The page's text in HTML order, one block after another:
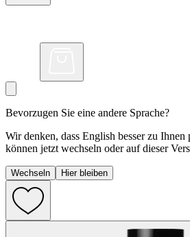
Bevorzugen Sie eine andere Sprache?
Wir denken, dass English besser zu Ihnen
können jetzt wechseln oder auf dieser
Wechseln Hier bleiben